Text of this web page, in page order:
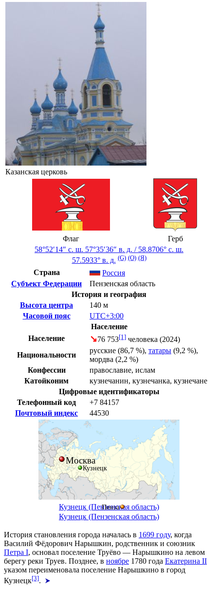
Казанская церковь
Флаг
Герб
58°52′14″ с. ш. 57°35′36″ в. д. / 58.8706° с. ш.
57.5933° в. д. (G) (O) (Я)
Страна
Россия
Субъект Федерации
Пензенская область
История и география
Высота центра
140 м
Часовой пояс
UTC+3:00
Население
Население
↘76 753[1] человека (2024)
Национальности
русские (86,7 %), татары (9,2 %),
мордва (2,2 %)
Конфессии
православие, ислам
Катойконим
кузнечанин, кузнечанка, кузнечане
Цифровые идентификаторы
Телефонный код
+7 84157
Почтовый индекс
44530
Кузнецк
Москва
Кузнецк (Пензенская область)
Пенза
Кузнецк (Пензенская область)
История становления города началась в 1699 году, когда
Василий Фёдорович Нарышкин, родственник и союзник
Петра I, основал поселение Труёво — Нарышкино на левом
берегу реки Труев. Позднее, в ноябре 1780 года Екатерина II
указом переименовала поселение Нарышкино в город
Кузнецк[3].